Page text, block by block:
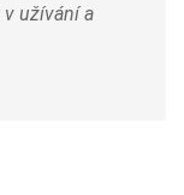
užívání a